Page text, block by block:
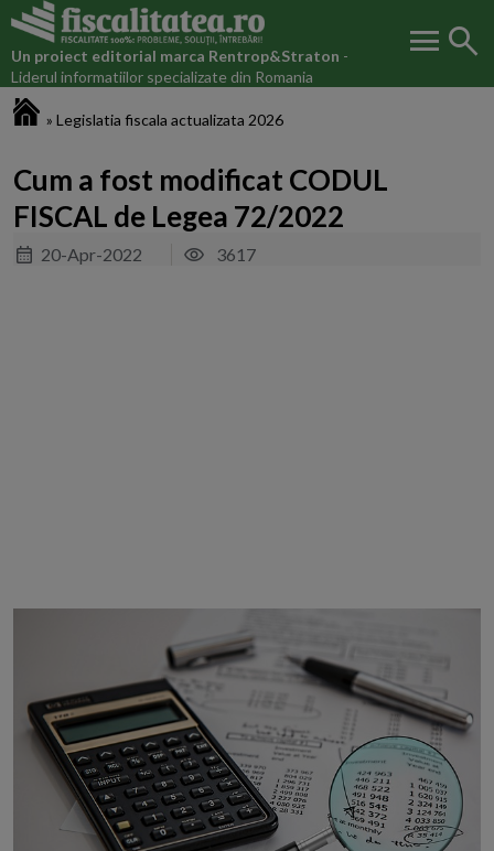
Un proiect editorial marca Rentrop&Straton -
Liderul informatiilor specializate din Romania
menu search
» Legislatia fiscala actualizata 2026
Cum a fost modificat CODUL
FISCAL de Legea 72/2022
20-Apr-2022 3617